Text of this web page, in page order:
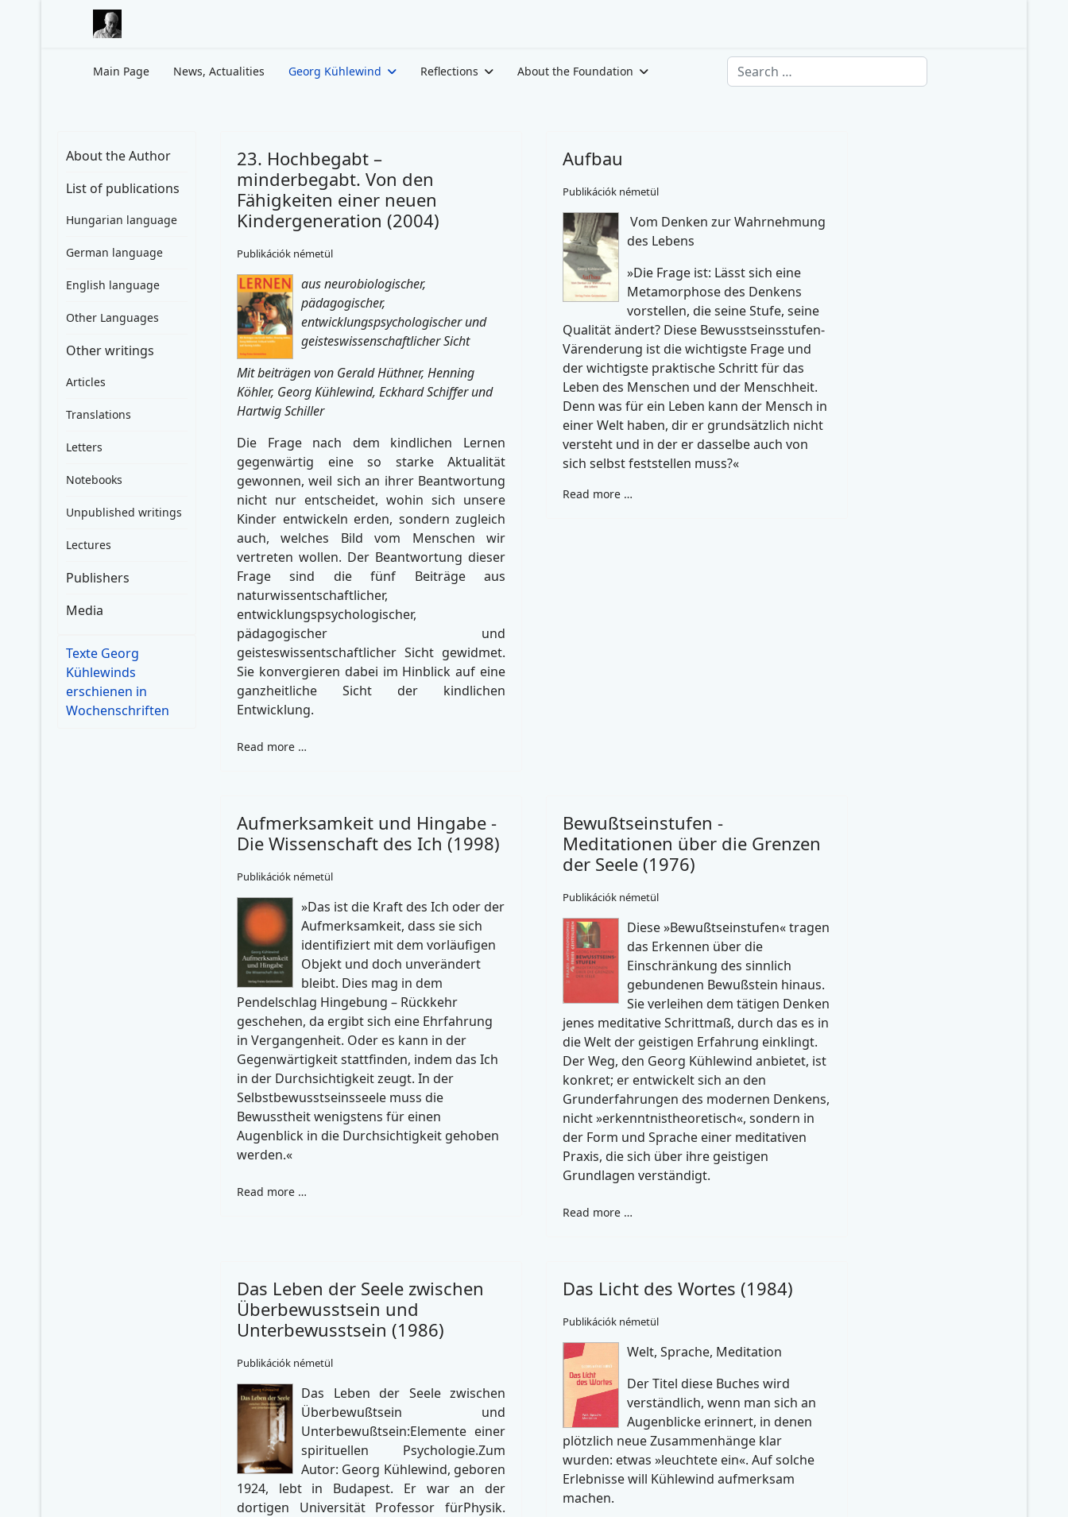
Main Page News, Actualities Georg Kühlewind Reflections About the Foundation Search
About the Author
List of publications
Hungarian language
German language
English language
Other Languages
Other writings
Articles
Translations
Letters
Notebooks
Unpublished writings
Lectures
Publishers
Media
Texte Georg
Kühlewinds
erschienen in
Wochenschriften
23. Hochbegabt –
minderbegabt. Von den
Fähigkeiten einer neuen
Kindergeneration (2004)
Publikációk németül
aus neurobiologischer,
pädagogischer,
entwicklungspsychologischer und
geisteswissenschaftlicher Sicht
Mit beiträgen von Gerald Hüthner, Henning
Köhler, Georg Kühlewind, Eckhard Schiffer und
Hartwig Schiller
Die Frage nach dem kindlichen Lernen
gegenwärtig eine so starke Aktualität
gewonnen, weil sich an ihrer Beantwortung
nicht nur entscheidet, wohin sich unsere
Kinder entwickeln erden, sondern zugleich
auch, welches Bild vom Menschen wir
vertreten wollen. Der Beantwortung dieser
Frage sind die fünf Beiträge aus
naturwissentschaftlicher,
entwicklungspsychologischer,
pädagogischer und
geisteswissentschaftlicher Sicht gewidmet.
Sie konvergieren dabei im Hinblick auf eine
ganzheitliche Sicht der kindlichen
Entwicklung.
Read more …
Aufbau
Publikációk németül
Vom Denken zur Wahrnehmung
des Lebens
»Die Frage ist: Lässt sich eine
Metamorphose des Denkens
vorstellen, die seine Stufe, seine
Qualität ändert? Diese Bewusstseinsstufen-
Värenderung ist die wichtigste Frage und
der wichtigste praktische Schritt für das
Leben des Menschen und der Menschheit.
Denn was für ein Leben kann der Mensch in
einer Welt haben, dir er grundsätzlich nicht
versteht und in der er dasselbe auch von
sich selbst feststellen muss?«
Read more …
Aufmerksamkeit und Hingabe -
Die Wissenschaft des Ich (1998)
Publikációk németül
»Das ist die Kraft des Ich oder der
Aufmerksamkeit, dass sie sich
identifiziert mit dem vorläufigen
Objekt und doch unverändert
bleibt. Dies mag in dem
Pendelschlag Hingebung – Rückkehr
geschehen, da ergibt sich eine Ehrfahrung
in Vergangenheit. Oder es kann in der
Gegenwärtigkeit stattfinden, indem das Ich
in der Durchsichtigkeit zeugt. In der
Selbstbewusstseinsseele muss die
Bewusstheit wenigstens für einen
Augenblick in die Durchsichtigkeit gehoben
werden.«
Read more …
Bewußtseinstufen -
Meditationen über die Grenzen
der Seele (1976)
Publikációk németül
Diese »Bewußtseinstufen« tragen
das Erkennen über die
Einschränkung des sinnlich
gebundenen Bewußstein hinaus.
Sie verleihen dem tätigen Denken
jenes meditative Schrittmaß, durch das es in
die Welt der geistigen Erfahrung einklingt.
Der Weg, den Georg Kühlewind anbietet, ist
konkret; er entwickelt sich an den
Grunderfahrungen des modernen Denkens,
nicht »erkenntnistheoretisch«, sondern in
der Form und Sprache einer meditativen
Praxis, die sich über ihre geistigen
Grundlagen verständigt.
Read more …
Das Leben der Seele zwischen
Überbewusstsein und
Unterbewusstsein (1986)
Publikációk németül
Das Leben der Seele zwischen
Überbewußtsein und
Unterbewußtsein:Elemente einer
spirituellen Psychologie.Zum
Autor: Georg Kühlewind, geboren
1924, lebt in Budapest. Er war an der
dortigen Universität Professor fürPhysik.
Das Licht des Wortes (1984)
Publikációk németül
Welt, Sprache, Meditation
Der Titel diese Buches wird
verständlich, wenn man sich an
Augenblicke erinnert, in denen
plötzlich neue Zusammenhänge klar
wurden: etwas »leuchtete ein«. Auf solche
Erlebnisse will Kühlewind aufmerksam
machen.